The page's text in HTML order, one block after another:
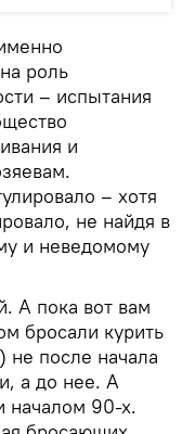
роль
– испытания
и
– хотя
не найдя в
и неведомому
А пока вот вам
бросали курить
не после начала
а до нее. А
началом 90-х.